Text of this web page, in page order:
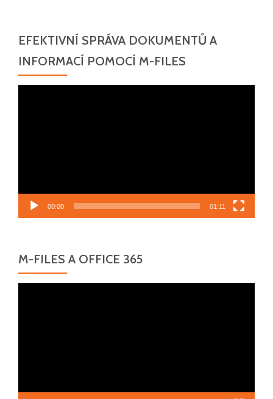
EFEKTIVNÍ SPRÁVA DOKUMENTŮ A
INFORMACÍ POMOCÍ M-FILES
00:00 01:11
M-FILES A OFFICE 365